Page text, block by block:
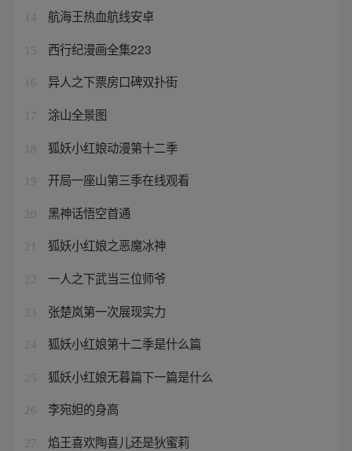
14 航海王热血航线安卓
15 西行纪漫画全集223
16 异人之下票房口碑双扑街
17 涂山全景图
18 狐妖小红娘动漫第十二季
19 开局一座山第三季在线观看
20 黑神话悟空首通
21 狐妖小红娘之恶魔冰神
22 一人之下武当三位师爷
23 张楚岚第一次展现实力
24 狐妖小红娘第十二季是什么篇
25 狐妖小红娘无暮篇下一篇是什么
26 李宛妲的身高
27 焰王喜欢陶喜儿还是狄蜜莉